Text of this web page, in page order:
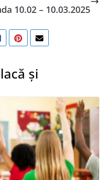
10.02 – 10.03.2025
și